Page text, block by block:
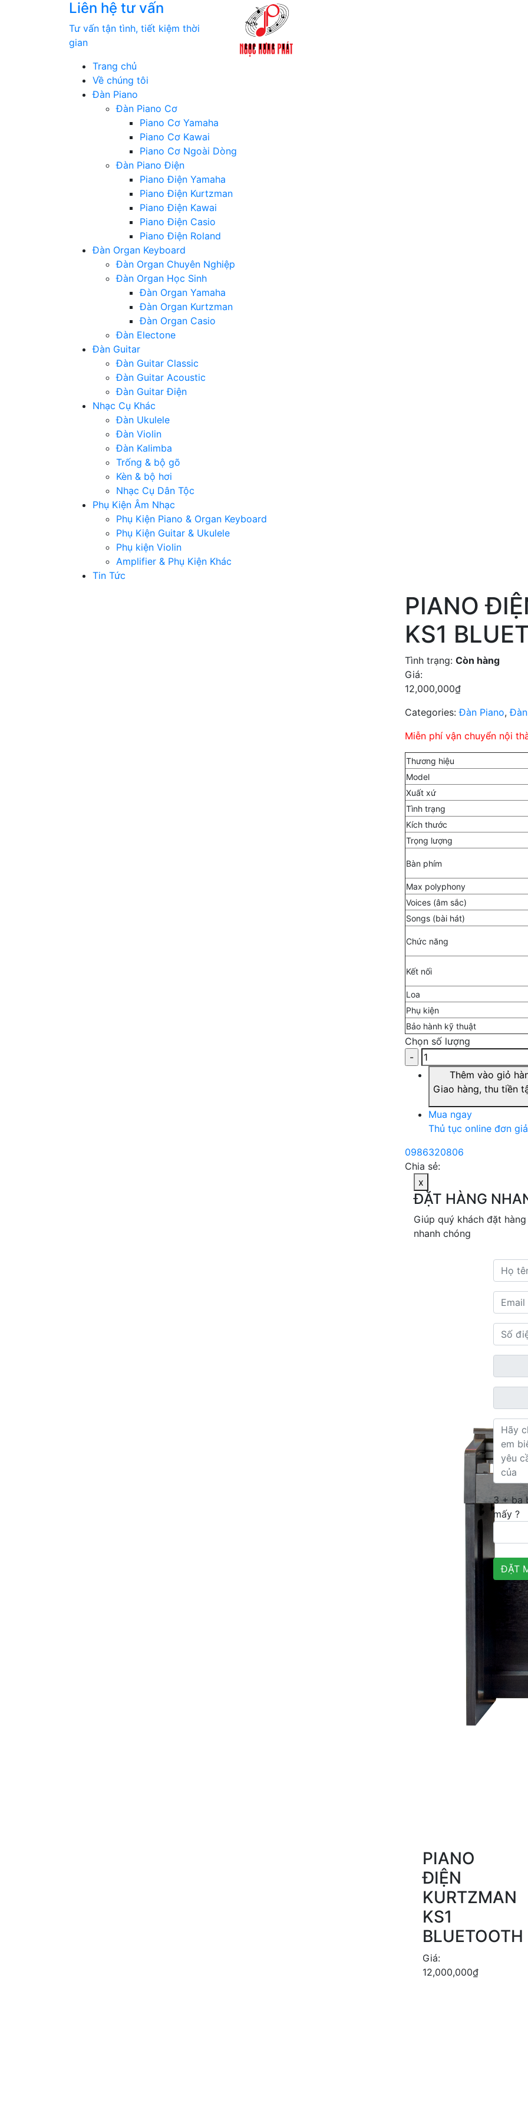
Liên hệ tư vấn
Tư vấn tận tình, tiết kiệm thời
gian
Trang chủ
Về chúng tôi
Đàn Piano
Đàn Piano Cơ
Piano Cơ Yamaha
Piano Cơ Kawai
Piano Cơ Ngoài Dòng
Đàn Piano Điện
Piano Điện Yamaha
Piano Điện Kurtzman
Piano Điện Kawai
Piano Điện Casio
Piano Điện Roland
Đàn Organ Keyboard
Đàn Organ Chuyên Nghiệp
Đàn Organ Học Sinh
Đàn Organ Yamaha
Đàn Organ Kurtzman
Đàn Organ Casio
Đàn Electone
Đàn Guitar
Đàn Guitar Classic
Đàn Guitar Acoustic
Đàn Guitar Điện
Nhạc Cụ Khác
Đàn Ukulele
Đàn Violin
Đàn Kalimba
Trống & bộ gõ
Kèn & bộ hơi
Nhạc Cụ Dân Tộc
Phụ Kiện Âm Nhạc
Phụ Kiện Piano & Organ Keyboard
Phụ Kiện Guitar & Ukulele
Phụ kiện Violin
Amplifier & Phụ Kiện Khác
Tin Tức
PIANO
KS1
Tình trạng: Còn hàng
Giá:
12,000,000₫
Categories:Đàn Piano,
Miễn phí vận chuyển nội
Thương hiệu
Model
Xuất xứ
Tình trạng
Kích thước
Trọng lượng
Bàn phím
Max polyphony
Voices (âm sắc)
Songs (bài hát)
Chức năng
Kết nối
Loa
Phụ kiện
Bảo hành kỹ thuật
Chọn số lượng
Thêm vào giỏ
Giao hàng, thu tiền
Mua ngay
Thủ tục online đơn
0986320806
Chia sẻ:
x
ĐẶT HÀNG
Giúp quý khách đặt hàng
nhanh chóng
PIANO
ĐIỆN
KURTZMAN
KS1
BLUETOOTH
Giá:
12,000,000₫
3 + ba
mấy ?